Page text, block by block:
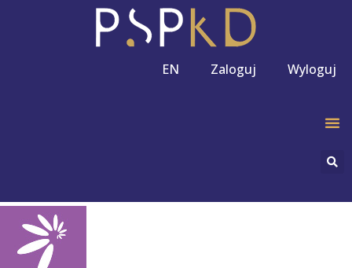
EN Zaloguj Wyloguj